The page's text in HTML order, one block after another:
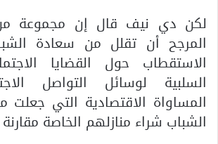
لكن دي نيف قال إن مجموعة
المرجح أن تقلل من سعادة
الاستقطاب حول القضايا
السلبية لوسائل التواصل
المساواة الاقتصادية التي
الشباب شراء منازلهم الخاصة